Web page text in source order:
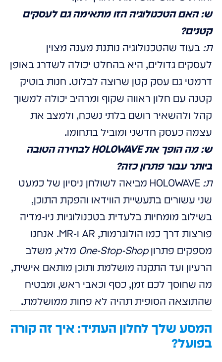
ש: האם הטכנולוגיה הזו מתאימה גם לעסקים
קטנים?
ת: בעוד שהטכנולוגיה נותנת מענה מצוין
לעסקים גדולים, היא בהחלט יכולה לשדרג באופן
דרמטי גם עסק קטן שרוצה לבלוט. חנות בוטיק
קטנה עם חלון ראווה שקוף ומרהיב יכולה למשוך
קהל ולהשאיר רושם בלתי נשכח, ולמצב את
עצמה כעסק חדשני ומוביל בתחומו.
ש: מה הופך את HOLOWAVE לבחירה הטובה
ביותר עבור פתרון כזה?
ת:
HOLOWAVE מביאה לשולחן ניסיון של כמעט
שני עשורים בתעשיית הווידאו והפקת התוכן,
בשילוב מומחיות בלעדית בטכנולוגיות ניו-מדיה
פורצות דרך כמו הולוגרמות, AR ו-MR. אנחנו
מספקים פתרוןOne-Stop-Shop מלא, משלב
הרעיון ועד התקנה מושלמת ותוכן מותאם אישית,
מה שחוסך לכם זמן, כסף וכאבי ראש, ומבטיח
שהתוצאה הסופית תהיה לא פחות ממושלמת.
המסע שלך לחלון העתיד: איך זה קורה
בפועל?